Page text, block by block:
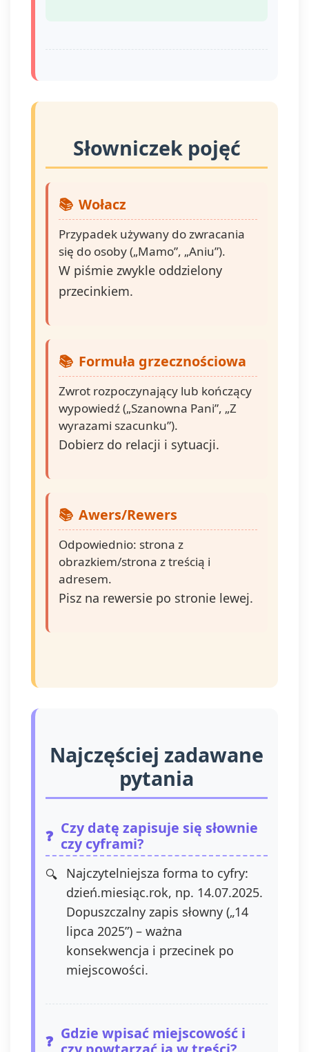
Słowniczek pojęć
Wołacz
Przypadek używany do zwracania
się do osoby („Mamo”, „Aniu”).
W piśmie zwykle oddzielony
przecinkiem.
Formuła grzecznościowa
Zwrot rozpoczynający lub kończący
wypowiedź („Szanowna Pani”, „Z
wyrazami szacunku”).
Dobierz do relacji i sytuacji.
Awers/Rewers
Odpowiednio: strona z
obrazkiem/strona z treścią i
adresem.
Pisz na rewersie po stronie lewej.
Najczęściej zadawane
pytania
Czy datę zapisuje się słownie
czy cyframi?
Najczytelniejsza forma to cyfry:
dzień.miesiąc.rok, np. 14.07.2025.
Dopuszczalny zapis słowny („14
lipca 2025”) – ważna
konsekwencja i przecinek po
miejscowości.
Gdzie wpisać miejscowość i